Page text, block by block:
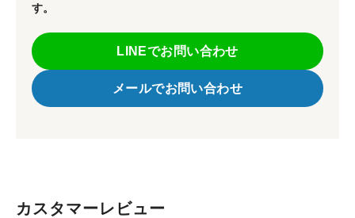
す。
LINEでお問い合わせ
メールでお問い合わせ
カスタマーレビュー